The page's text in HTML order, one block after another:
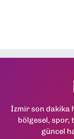
İzmir son dakika
bölgesel, spor,
güncel